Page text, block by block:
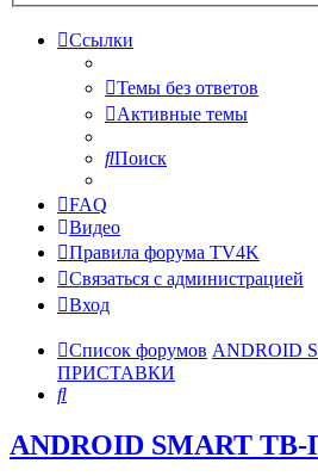
Ссылки
Темы без ответов
Активные темы
Поиск
FAQ
Видео
Правила форума TV4K
Связаться с администрацией
Вход
Список форумов ANDROID
ПРИСТАВКИ
Поиск
ANDROID SMART